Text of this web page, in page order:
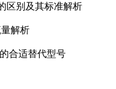
区别及其标准解析
解析
合适替代型号